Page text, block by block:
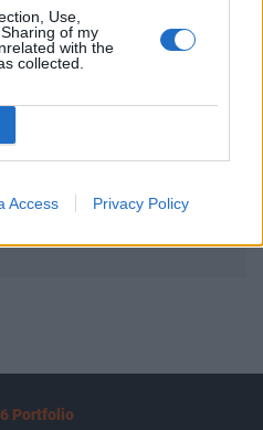
Use,
of my
with the
collected.
Access Privacy Policy
tartalmazza:
2 év napon belüli
BEJELENTKEZÉS
Portfolio